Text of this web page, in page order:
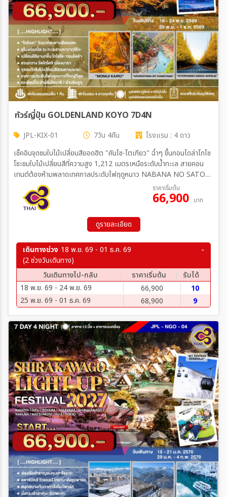
ทัวร์ญี่ปุ่น GOLDENLAND KOYO 7D4N
JPL-KIX-01 7วัน 4คืน
โรงแรม : 4 ดาว
เช็คอินจุดชมใบไม้เปลี่ยนสียอดฮิต "คันไซ-โตเกียว" ฉ่ำๆ ขึ้นกอนโดล่าโกไซ
โชะชมใบไม้เปลี่ยนสีที่ความสูง 1,212 เมตรเหนือระดับน้ำทะเล สายคอน
เทนต์ต้องห้ามพลาดเทศกาลประดับไฟฤดูหนาว NABANA NO SATO
พักโรงแรม 4 ดาวทุกคึน พิเศษสุดๆ พักย่านชินจูกุ 1 คืน และยังได้ทาน
บุฟเฟ่ต์ขาปูยักษ์ ยากินิกุ+เครื่องดื่มแอลกอฮอล์ไม่อั้นสุดฟิน
ราคาเริ่มต้น
66,900 บาท
ดูรายละเอียด
เดินทางช่วง 18 พ.ย. 69 - 01 ธ.ค. 69
(2 ช่วงวันเดินทาง)
วันเดินทางไป-กลับ
ราคาเริ่มต้น
รับได้
18 พ.ย. 69 - 24 พ.ย. 69
66,900
10
25 พ.ย. 69 - 01 ธ.ค. 69
68,900 9